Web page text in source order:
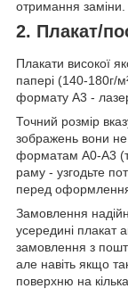
отримання заміни.
2. Плакат/
Плакати високої
папері (140-180г/
формату А3 -
Точний розмір
зображень вони не
форматам А0-А3
раму - узгодьте
перед
Замовлення
усередині плакат
замовлення з
але навіть якщо
поверхню на